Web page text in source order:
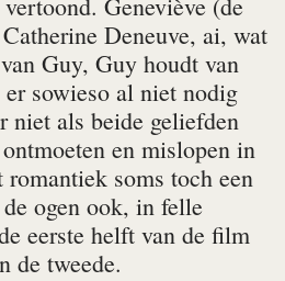
Geneviève (de
Deneuve, ai, wat
Guy, Guy houdt van
sowieso al niet nodig
niet als beide geliefden
en mislopen in
soms toch een
ogen ook, in felle
eerste helft van de film
de tweede.